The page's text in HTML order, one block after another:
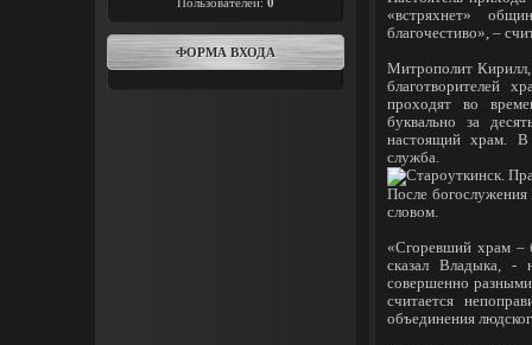
ФОРМА ВХОДА
«встряхнет»
благочестиво», –
Митрополит
благотворителей
проходят во
буквально за
настоящий храм. В
служба.
После
словом.
«Сгоревший храм –
сказал Владыка, -
совершенно разными
считается
объединения